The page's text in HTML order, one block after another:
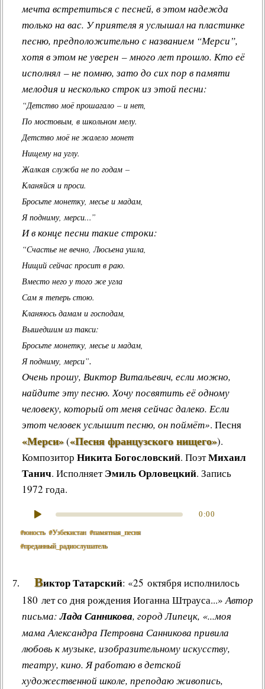
мечта встретиться с песней, в этом надежда
только на вас. У приятеля я услышал на пластинке
песню, предположительно с названием “Мерси”,
хотя в этом не уверен – много лет прошло. Кто её
исполнял – не помню, зато до сих пор в памяти
мелодия и несколько строк из этой песни:
“Детство моё прошагало – и нет,
По мостовым, в школьном мелу.
Детство моё не жалело монет
Нищему на углу.
Жалкая служба не по годам –
Кланяйся и проси.
Бросьте монетку, месье и мадам,
Я подниму, мерси...”
И в конце песни такие строки:
“Счастье не вечно, Люсьена ушла,
Нищий сейчас просит в раю.
Вместо него у того же угла
Сам я теперь стою.
Кланяюсь дамам и господам,
Вышедшим из такси:
Бросьте монетку, месье и мадам,
Я подниму, мерси”.
Очень прошу, Виктор Витальевич, если можно,
найдите эту песню. Хочу посвятить её одному
человеку, который от меня сейчас далеко. Если
этот человек услышит песню, он поймёт». Песня
«Мерси»(«Песня французского нищего»).
Композитор Никита Богословский. ПоэтМихаил
Танич. ИсполняетЭмиль Орловецкий. Запись
1972 года.
0:00
#юность #Узбекистан #памятная_песня
#преданный_радиослушатель
Виктор Татарский: «25 октября исполнилось
180 лет со дня рождения Иоганна Штрауса...»Автор
письма:Лада Санникова, город Липецк, «...моя
мама Александра Петровна Санникова привила
любовь к музыке, изобразительному искусству,
театру, кино. Я работаю в детской
художественной школе, преподаю живопись,